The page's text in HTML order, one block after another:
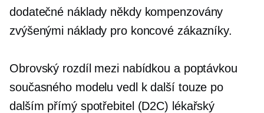
dodatečné náklady někdy kompenzovány
zvýšenými náklady pro koncové zákazníky.
Obrovský rozdíl mezi nabídkou a poptávkou
současného modelu vedl k další touze po
dalším přímý spotřebitel (D2C) lékařský